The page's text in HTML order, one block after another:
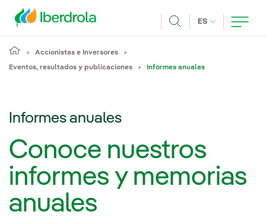
ES IDIOMA
Accionistas e Inversores
Eventos, resultados y publicaciones Informes anuales
Informes anuales
Conoce nuestros
informes y memorias
anuales